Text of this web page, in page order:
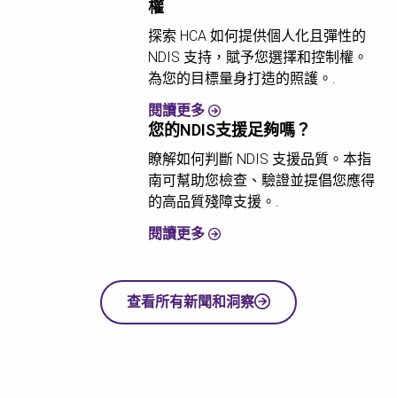
權
探索 HCA 如何提供個人化且彈性的
NDIS 支持，賦予您選擇和控制權。
為您的目標量身打造的照護。.
閱讀更多
您的NDIS支援足夠嗎？
瞭解如何判斷 NDIS 支援品質。本指
南可幫助您檢查、驗證並提倡您應得
的高品質殘障支援。.
閱讀更多
查看所有新聞和洞察